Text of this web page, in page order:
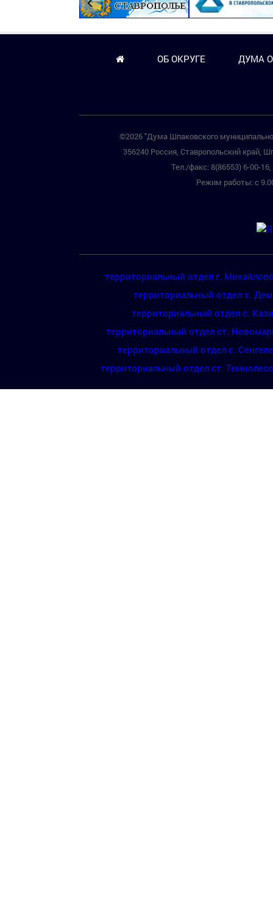
ОБ ОКРУГЕ ДУМА
©2026 "Дума Шпаковского
356240 Россия, Ставропольский край,
Тел./факс: 8(86553) 6-00-
Режим работы: с
территориальный отдел г.
территориальный отдел х.
территориальный отдел с.
территориальный отдел ст.
территориальный отдел с.
территориальный отдел ст.